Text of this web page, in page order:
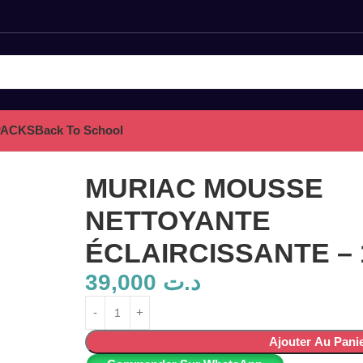
Back To School
– 150ML
MURIAC MOUSSE
NETTOYANTE
ÉCLAIRCISSANTE –
د.ت
Ajouter Au